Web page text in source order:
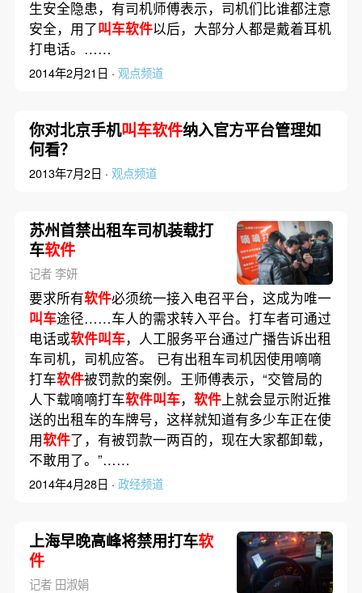
生安全隐患，有司机师傅表示，司机们比谁都注意
安全，用了叫车软件以后，大部分人都是戴着耳机
打电话。……
2014年2月21日 · 观点频道
你对北京手机叫车软件纳入官方平台管理如
何看？
2013年7月2日 · 观点频道
苏州首禁出租车司机装载打
车软件
记者 李妍
要求所有软件必须统一接入电召平台，这成为唯一
叫车途径……车人的需求转入平台。打车者可通过
电话或软件叫车，人工服务平台通过广播告诉出租
车司机，司机应答。 已有出租车司机因使用嘀嘀
打车软件被罚款的案例。王师傅表示，“交管局的
人下载嘀嘀打车软件叫车， 软件上就会显示附近推
送的出租车的车牌号，这样就知道有多少车正在使
用软件了，有被罚款一两百的，现在大家都卸载，
不敢用了。”……
2014年4月28日 · 政经频道
上海早晚高峰将禁用打车软
件
记者 田淑娟